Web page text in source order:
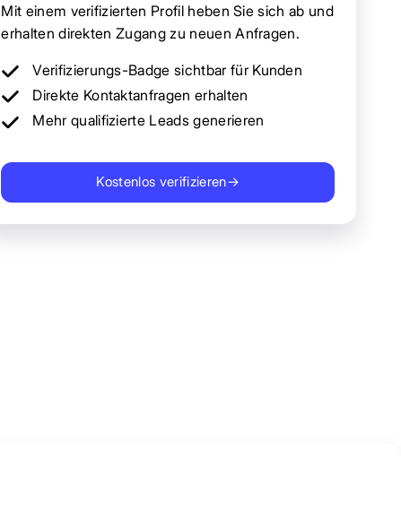
Mit einem verifizierten Profil heben Sie sich ab und
erhalten direkten Zugang zu neuen Anfragen.
Verifizierungs-Badge sichtbar für Kunden
Direkte Kontaktanfragen erhalten
Mehr qualifizierte Leads generieren
Kostenlos verifizieren→